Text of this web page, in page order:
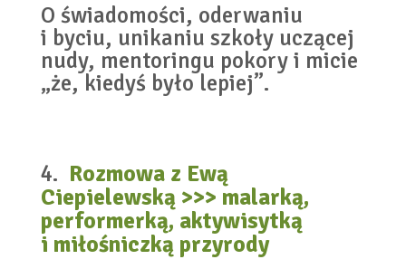
O świadomości, oderwaniu
i byciu, unikaniu szkoły uczącej
nudy, mentoringu pokory i micie
„że, kiedyś było lepiej”.
Rozmowa z Ewą
Ciepielewską >>> malarką,
performerką, aktywisytką
i miłośniczką przyrody